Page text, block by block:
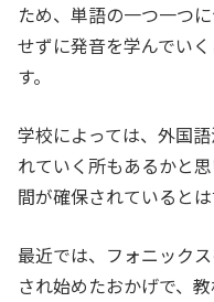
ため、単語の一つ一つ
せずに発音を学んでい
す。
学校によっては、外国
れていく所もあるかと
間が確保されているとは
最近では、フォニック
され始めたおかげで、